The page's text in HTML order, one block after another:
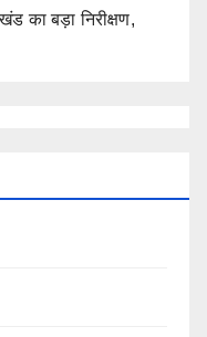
का बड़ा निरीक्षण,